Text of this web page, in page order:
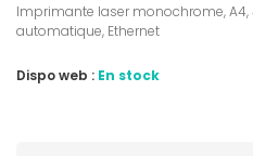
Imprimante laser monochrome,
automatique, Ethernet
Dispo web : En stock